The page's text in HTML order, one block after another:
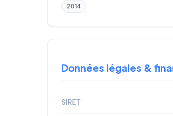
2014
Données légales &
SIRET